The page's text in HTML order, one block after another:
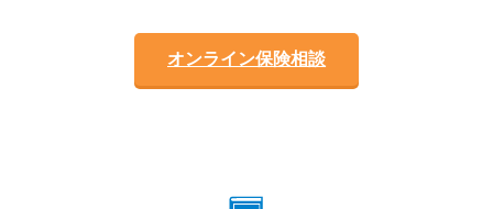
オンライン保険相談